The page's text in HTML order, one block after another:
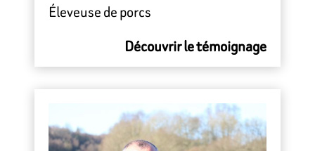
Éleveuse de porcs
Découvrir le témoignage